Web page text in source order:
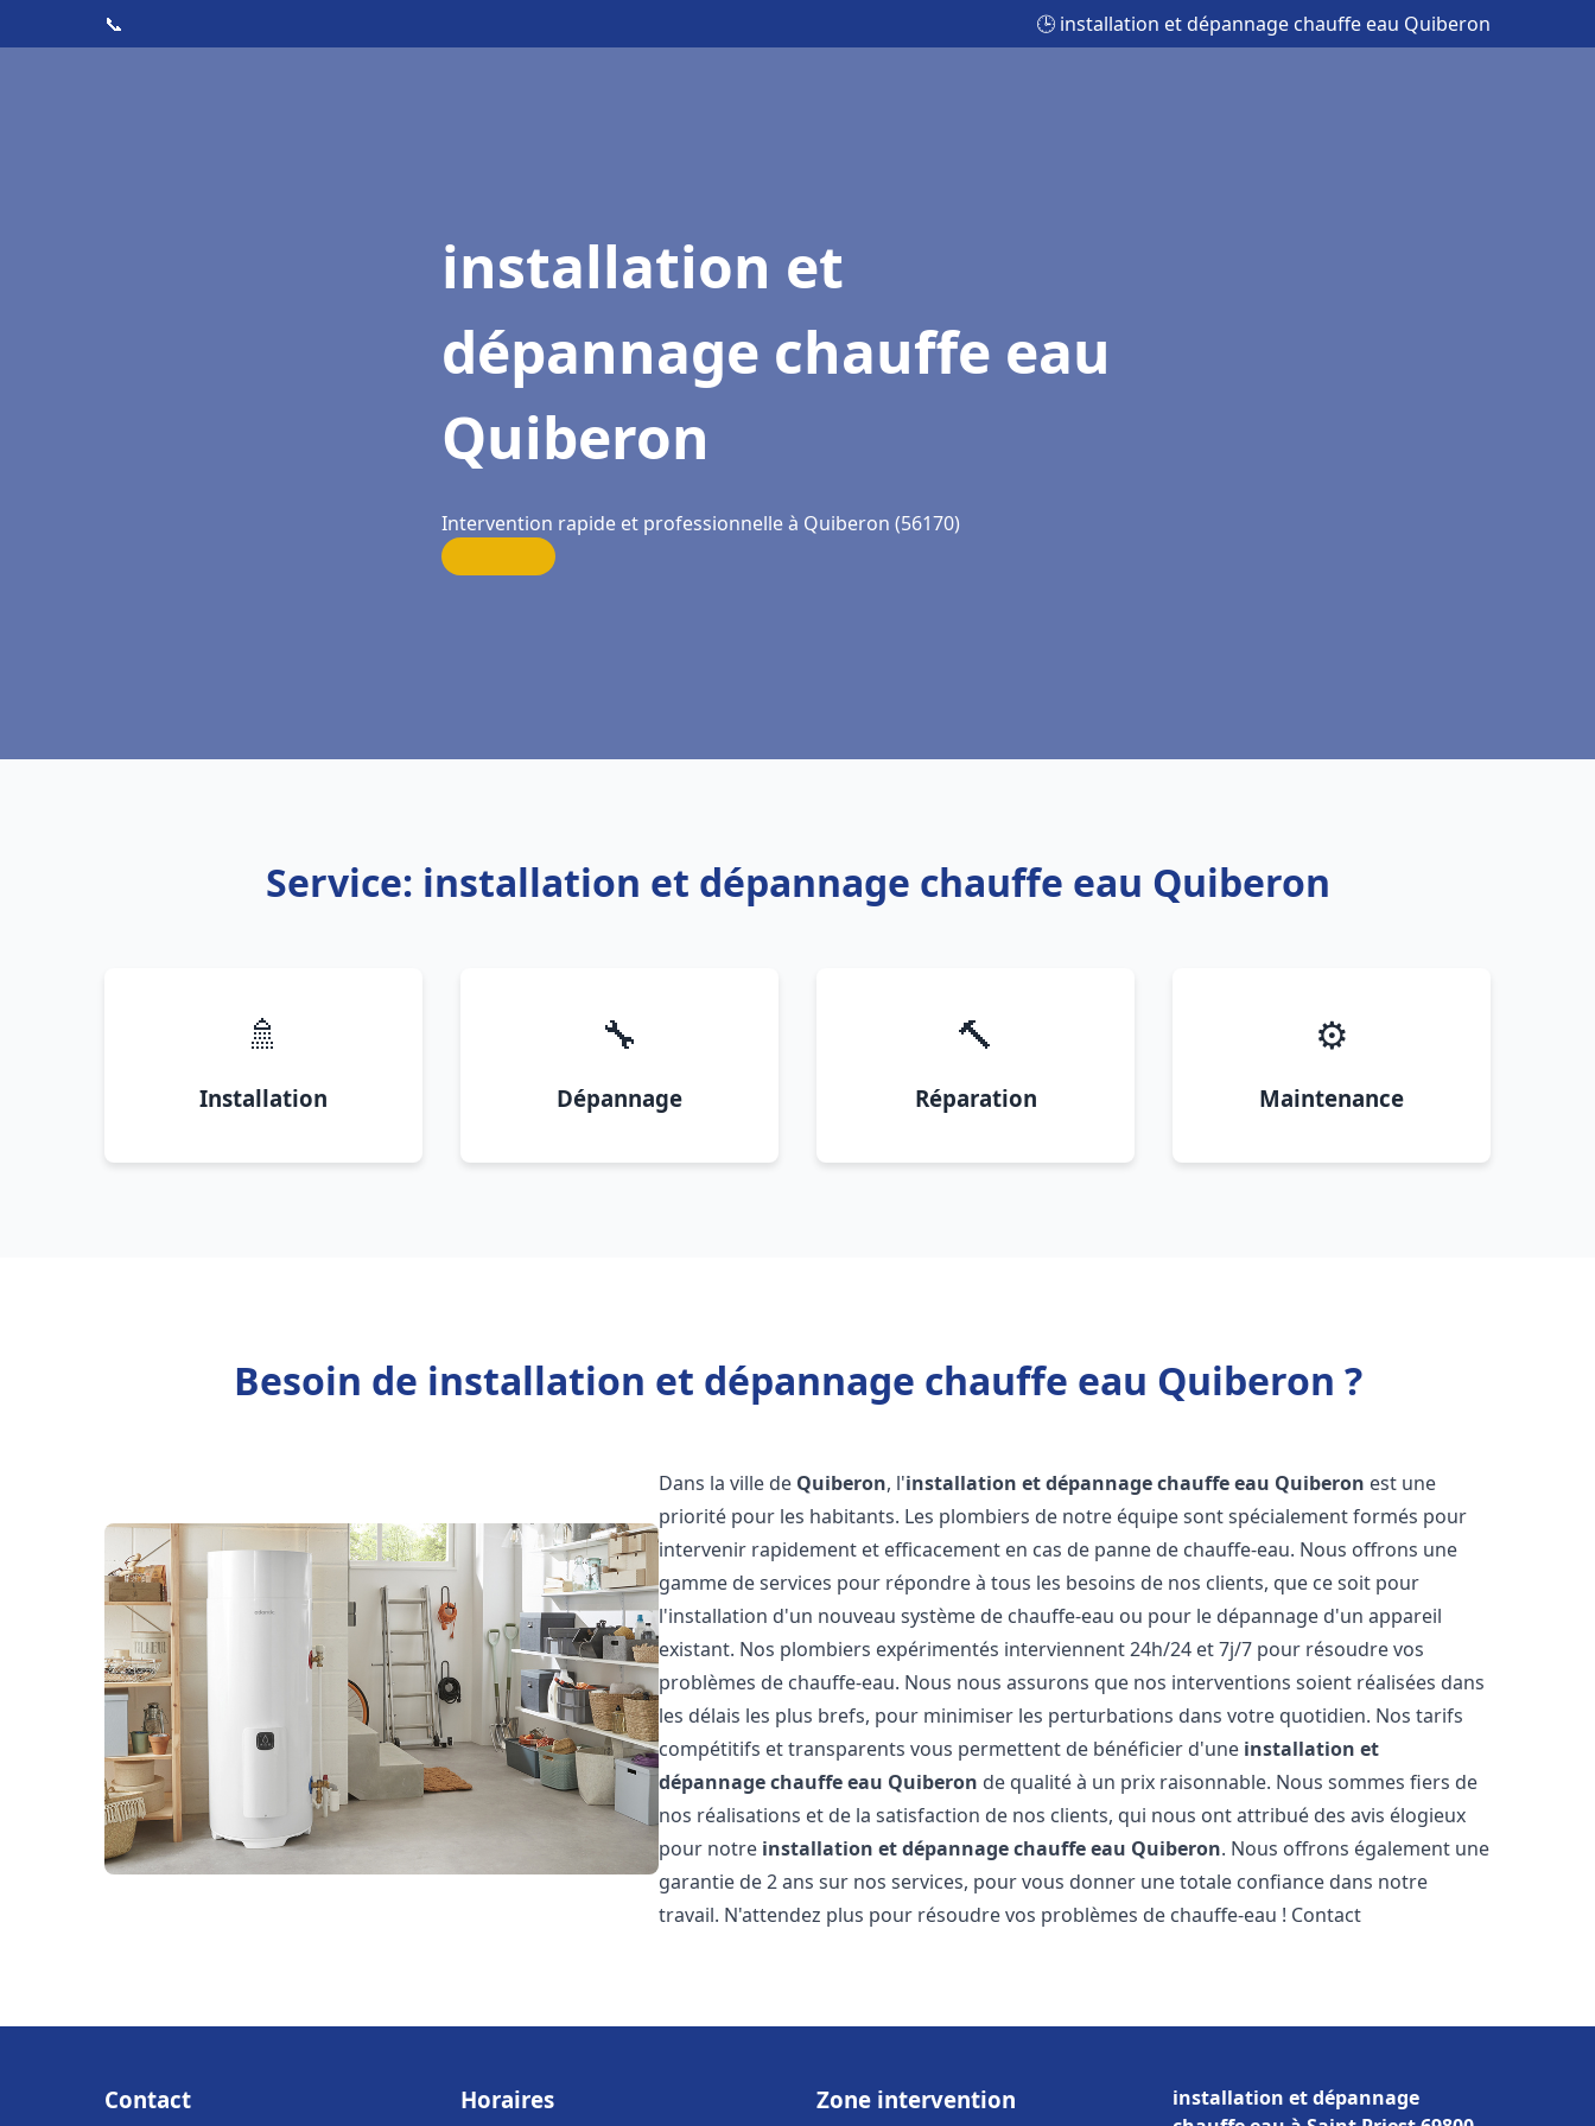
📞 🕒 installation et dépannage chauffe eau Quiberon
installation et
dépannage chauffe eau
Quiberon
Intervention rapide et professionnelle à Quiberon (56170)
Service: installation et dépannage chauffe eau Quiberon
🚿
Installation
🔧
Dépannage
🔨
Réparation
⚙️
Maintenance
Besoin de installation et dépannage chauffe eau Quiberon ?
Dans la ville de Quiberon, l'installation et dépannage chauffe eau Quiberon est une
priorité pour les habitants. Les plombiers de notre équipe sont spécialement formés pour
intervenir rapidement et efficacement en cas de panne de chauffe-eau. Nous offrons une
gamme de services pour répondre à tous les besoins de nos clients, que ce soit pour
l'installation d'un nouveau système de chauffe-eau ou pour le dépannage d'un appareil
existant. Nos plombiers expérimentés interviennent 24h/24 et 7j/7 pour résoudre vos
problèmes de chauffe-eau. Nous nous assurons que nos interventions soient réalisées dans
les délais les plus brefs, pour minimiser les perturbations dans votre quotidien. Nos tarifs
compétitifs et transparents vous permettent de bénéficier d'une installation et
dépannage chauffe eau Quiberon de qualité à un prix raisonnable. Nous sommes fiers de
nos réalisations et de la satisfaction de nos clients, qui nous ont attribué des avis élogieux
pour notre installation et dépannage chauffe eau Quiberon. Nous offrons également une
garantie de 2 ans sur nos services, pour vous donner une totale confiance dans notre
travail. N'attendez plus pour résoudre vos problèmes de chauffe-eau ! Contact
Contact Horaires Zone intervention
installation et dépannage